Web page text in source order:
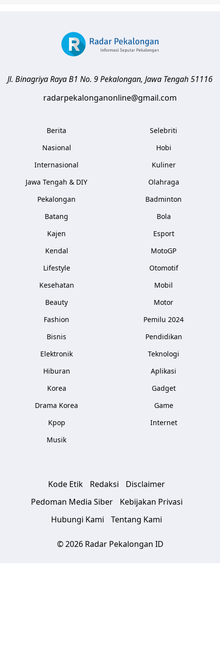
Jl. Binagriya Raya B1 No. 9Pekalongan, Jawa Tengah51116
radarpekalonganonline@gmail.com
Berita
Nasional
Internasional
Jawa Tengah & DIY
Pekalongan
Batang
Kajen
Kendal
Lifestyle
Kesehatan
Beauty
Fashion
Bisnis
Elektronik
Hiburan
Korea
Drama Korea
Kpop
Musik
Selebriti
Hobi
Kuliner
Olahraga
Badminton
Bola
Esport
MotoGP
Otomotif
Mobil
Motor
Pemilu 2024
Pendidikan
Teknologi
Aplikasi
Gadget
Game
Internet
Kode Etik Redaksi
Disclaimer
Pedoman Media Siber
Kebijakan Privasi
Hubungi Kami
Tentang Kami
© 2026 Radar Pekalongan ID